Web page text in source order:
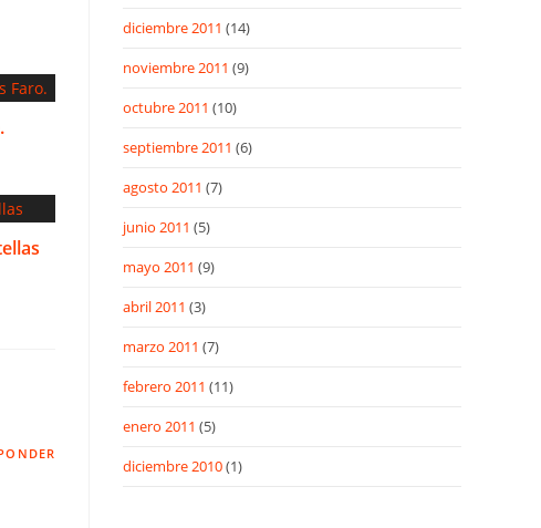
diciembre 2011 (14)
noviembre 2011 (9)
octubre 2011 (10)
septiembre 2011 (6)
agosto 2011 (7)
junio 2011 (5)
mayo 2011 (9)
abril 2011 (3)
marzo 2011 (7)
febrero 2011 (11)
enero 2011 (5)
diciembre 2010(1)